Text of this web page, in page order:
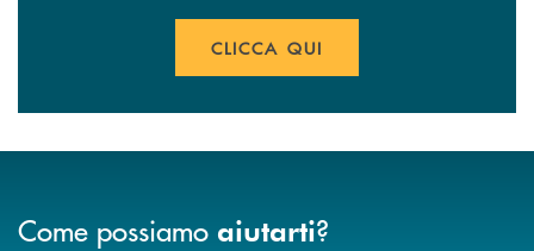
CLICCA QUI
Come possiamo aiutarti?